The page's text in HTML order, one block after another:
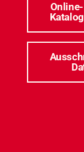
Online-
Katalog